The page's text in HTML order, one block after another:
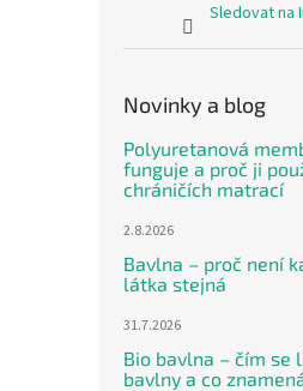
Sledovat na
Novinky a blog
Polyuretanová
funguje a proč ji
chráničích matrací
2.8.2026
Bavlna – proč není
látka stejná
31.7.2026
Bio bavlna – čím se
bavlny a co